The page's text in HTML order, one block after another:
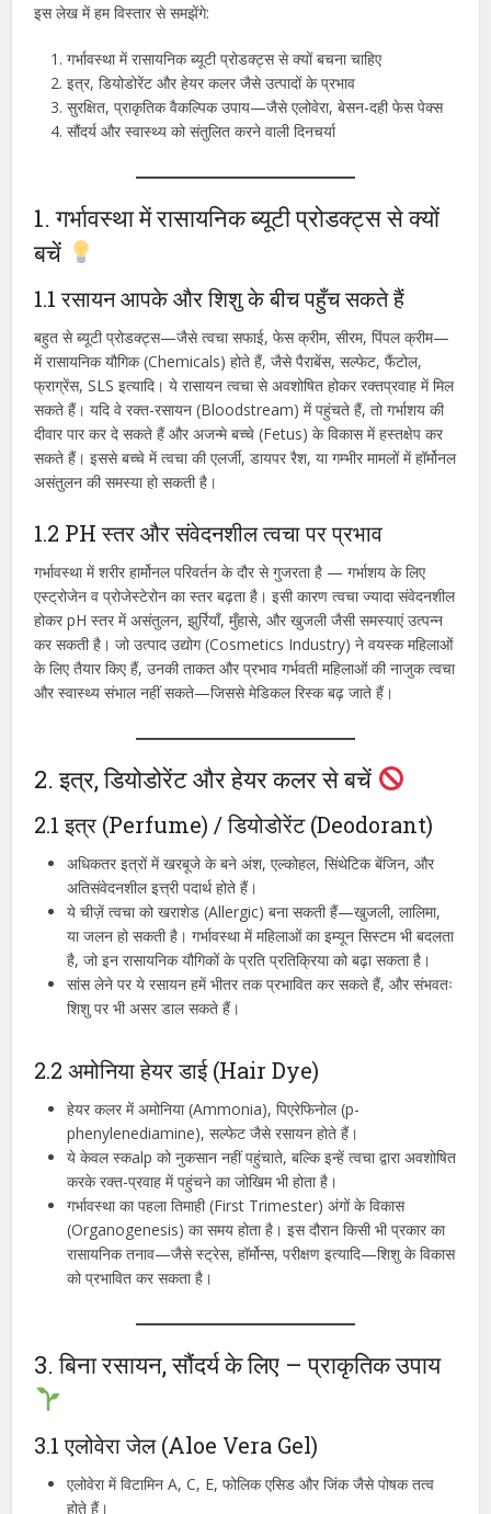
इस लेख में हम विस्तार से समझेंगे:
गर्भावस्था में रासायनिक ब्यूटी प्रोडक्ट्स से क्यों बचना चाहिए
इत्र, डियोडोरेंट और हेयर कलर जैसे उत्पादों के प्रभाव
सुरक्षित, प्राकृतिक वैकल्पिक उपाय—जैसे एलोवेरा, बेसन-दही फेस पेक्स
सौंदर्य और स्वास्थ्य को संतुलित करने वाली दिनचर्या
1. गर्भावस्था में रासायनिक ब्यूटी प्रोडक्ट्स से क्यों
बचें
1.1 रसायन आपके और शिशु के बीच पहुँच सकते हैं
बहुत से ब्यूटी प्रोडक्ट्स—जैसे त्वचा सफाई, फेस क्रीम, सीरम, पिंपल क्रीम—
में रासायनिक यौगिक (Chemicals) होते हैं, जैसे पैराबेंस, सल्फेट, फैंटोल,
फ्राग्रेंस, SLS इत्यादि। ये रासायन त्वचा से अवशोषित होकर रक्तप्रवाह में मिल
सकते हैं। यदि वे रक्त-रसायन (Bloodstream) में पहुंचते हैं, तो गर्भाशय की
दीवार पार कर दे सकते हैं और अजन्मे बच्चे (Fetus) के विकास में हस्तक्षेप कर
सकते हैं। इससे बच्चे में त्वचा की एलर्जी, डायपर रैश, या गम्भीर मामलों में हॉर्मोनल
असंतुलन की समस्या हो सकती है।
1.2 PH स्तर और संवेदनशील त्वचा पर प्रभाव
गर्भावस्था में शरीर हार्मोनल परिवर्तन के दौर से गुजरता है — गर्भाशय के लिए
एस्ट्रोजेन व प्रोजेस्टेरोन का स्तर बढ़ता है। इसी कारण त्वचा ज्यादा संवेदनशील
होकर pH स्तर में असंतुलन, झुर्रियाँ, मुँहासे, और खुजली जैसी समस्याएं उत्पन्न
कर सकती है। जो उत्पाद उद्योग (Cosmetics Industry) ने वयस्क महिलाओं
के लिए तैयार किए हैं, उनकी ताकत और प्रभाव गर्भवती महिलाओं की नाजुक त्वचा
और स्वास्थ्य संभाल नहीं सकते—जिससे मेडिकल रिस्क बढ़ जाते हैं।
2. इत्र, डियोडोरेंट और हेयर कलर से बचें
2.1 इत्र (Perfume) / डियोडोरेंट (Deodorant)
अधिकतर इत्रों में खरबूजे के बने अंश, एल्कोहल, सिंथेटिक बेंजिन, और
अतिसंवेदनशील इत्त्री पदार्थ होते हैं।
ये चीज़ें त्वचा को खराशेड (Allergic) बना सकती हैं—खुजली, लालिमा,
या जलन हो सकती है। गर्भावस्था में महिलाओं का इम्‍यून सिस्टम भी बदलता
है, जो इन रासायनिक यौगिकों के प्रति प्रतिक्रिया को बढ़ा सकता है।
सांस लेने पर ये रसायन हमें भीतर तक प्रभावित कर सकते हैं, और संभवतः
शिशु पर भी असर डाल सकते हैं।
2.2 अमोनिया हेयर डाई (Hair Dye)
हेयर कलर में अमोनिया (Ammonia), पिएरेफिनोल (p-
phenylenediamine), सल्फेट जैसे रसायन होते हैं।
ये केवल स्कalp को नुकसान नहीं पहुंचाते, बल्कि इन्हें त्वचा द्वारा अवशोषित
करके रक्त-प्रवाह में पहुंचने का जोखिम भी होता है।
गर्भावस्था का पहला तिमाही (First Trimester) अंगों के विकास
(Organogenesis) का समय होता है। इस दौरान किसी भी प्रकार का
रासायनिक तनाव—जैसे स्ट्रेस, हॉर्मोन्स, परीक्षण इत्यादि—शिशु के विकास
को प्रभावित कर सकता है।
3. बिना रसायन, सौंदर्य के लिए – प्राकृतिक उपाय
3.1 एलोवेरा जेल (Aloe Vera Gel)
एलोवेरा में विटामिन A, C, E, फोलिक एसिड और जिंक जैसे पोषक तत्व
होते हैं।